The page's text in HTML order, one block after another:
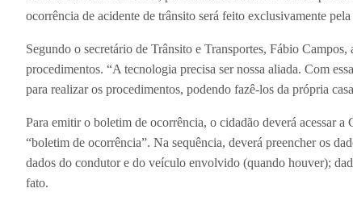
ocorrência de acidente de trânsito será feito exclusivamente
Segundo o secretário de Trânsito e Transportes, Fábio
procedimentos. “A tecnologia precisa ser nossa aliada. Com
para realizar os procedimentos, podendo fazê-los da própria
Para emitir o boletim de ocorrência, o cidadão deverá acessar
“boletim de ocorrência”. Na sequência, deverá preencher os
dados do condutor e do veículo envolvido (quando houver);
fato.